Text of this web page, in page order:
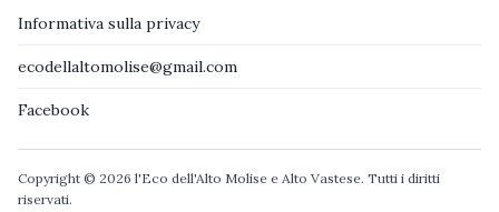
Informativa sulla privacy
ecodellaltomolise@gmail.com
Facebook
Copyright © 2026 l'Eco dell'Alto Molise e Alto Vastese. Tutti i diritti
riservati.